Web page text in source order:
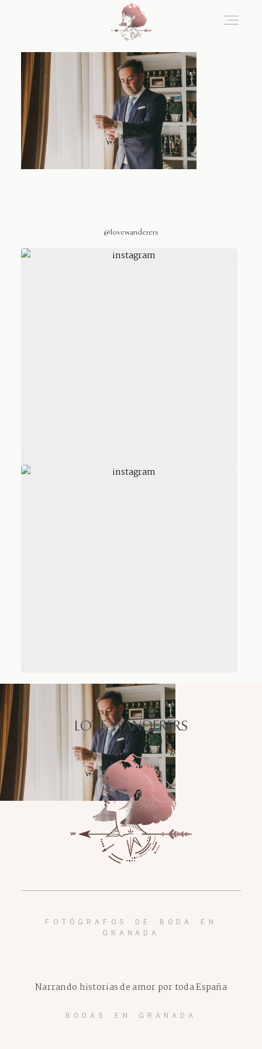
@lovewanderers
LOVE WANDERERS
FOTÓGRAFOS DE BODA EN
GRANADA
BODAS EN GRANADA
Narrando historias de amor por toda España
Home
Blog
Sobre Nosotros